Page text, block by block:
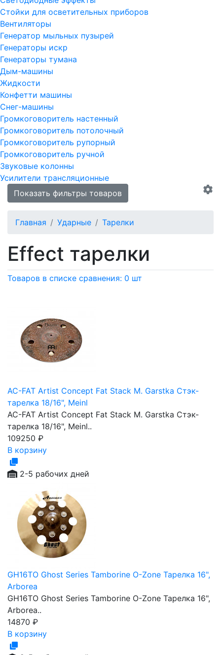
Стойки для осветительных приборов
Вентиляторы
Генератор мыльных пузырей
Генераторы искр
Генераторы тумана
Дым-машины
Жидкости
Конфетти машины
Снег-машины
Громкоговоритель настенный
Громкоговоритель потолочный
Громкоговоритель рупорный
Громкоговоритель ручной
Звуковые колонны
Усилители трансляционные
Показать фильтры товаров
Главная Ударные Тарелки
Effect тарелки
Товаров в списке сравнения: 0 шт
AC-FAT Artist Concept Fat Stack M. Garstka Стэк-
тарелка 18/16", Meinl
AC-FAT Artist Concept Fat Stack M. Garstka Стэк-
тарелка 18/16", Meinl..
109250 ₽
В корзину
2-5 рабочих дней
GH16TO Ghost Series Tamborine O-Zone Тарелка 16",
Arborea
GH16TO Ghost Series Tamborine O-Zone Тарелка 16",
Arborea..
14870 ₽
В корзину